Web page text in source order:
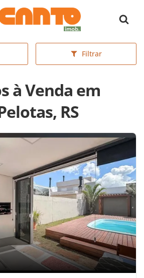
inicial
Filtrar
à Venda em
RS